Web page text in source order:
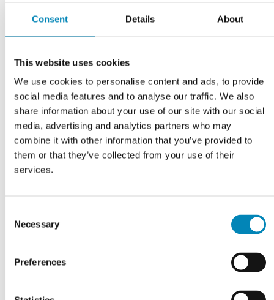
Consent Details About
This website uses cookies
We use cookies to personalise content and ads, to provide
social media features and to analyse our traffic. We also
share information about your use of our site with our social
media, advertising and analytics partners who may
combine it with other information that you’ve provided to
them or that they’ve collected from your use of their
services.
Selection
Necessary
Preferences
Har du husket?